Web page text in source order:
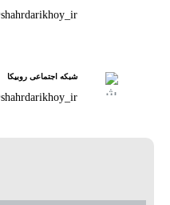
shahrdarikhoy_ir@
شبکه اجتماعی روبیکا
shahrdarikhoy_ir@